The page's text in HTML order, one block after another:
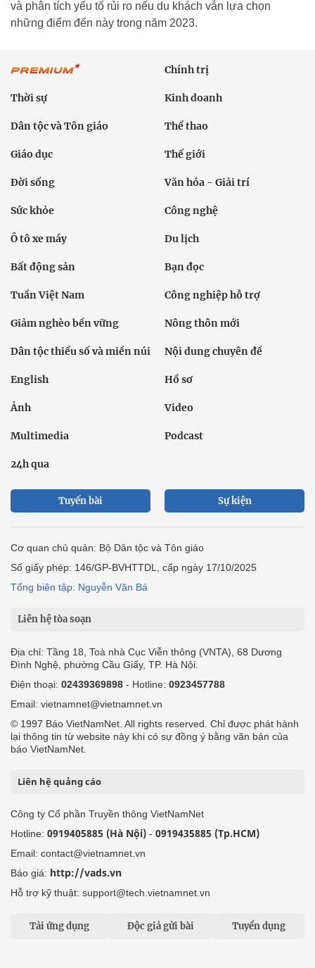
và phân tích yếu tố rủi ro nếu du khách vẫn lựa chọn
những điểm đến này trong năm 2023.
Chính trị
Thời sự Kinh doanh
Dân tộc và Tôn giáo Thể thao
Giáo dục Thế giới
Đời sống Văn hóa - Giải trí
Sức khỏe Công nghệ
Ô tô xe máy Du lịch
Bất động sản Bạn đọc
Tuần Việt Nam Công nghiệp hỗ trợ
Giảm nghèo bền vững Nông thôn mới
Dân tộc thiểu số và miền núi Nội dung chuyên đề
English Hồ sơ
Ảnh Video
Multimedia Podcast
24h qua
Tuyến bài Sự kiện
Cơ quan chủ quản: Bộ Dân tộc và Tôn giáo
Số giấy phép: 146/GP-BVHTTDL, cấp ngày 17/10/2025
Tổng biên tập: Nguyễn Văn Bá
Liên hệ tòa soạn
Địa chỉ: Tầng 18, Toà nhà Cục Viễn thông (VNTA), 68 Dương
Đình Nghệ, phường Cầu Giấy, TP. Hà Nội.
Điện thoại: 02439369898 - Hotline: 0923457788
Email: vietnamnet@vietnamnet.vn
© 1997 Báo VietNamNet. All rights reserved. Chỉ được phát hành
lại thông tin từ website này khi có sự đồng ý bằng văn bản của
báo VietNamNet.
Liên hệ quảng cáo
Công ty Cổ phần Truyền thông VietNamNet
Hotline: 0919405885 (Hà Nội) - 0919435885 (Tp.HCM)
Email: contact@vietnamnet.vn
Báo giá: http://vads.vn
Hỗ trợ kỹ thuật: support@tech.vietnamnet.vn
Tải ứng dụng Độc giả gửi bài Tuyển dụng